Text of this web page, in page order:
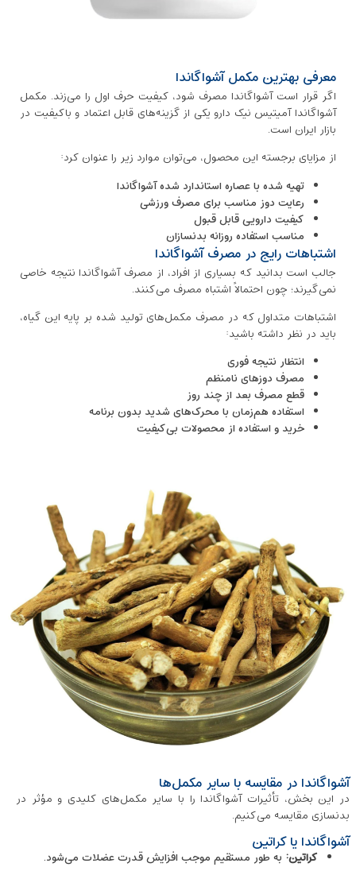
معرفی بهترین مکمل آشواگاندا
اگر قرار است آشواگاندا مصرف شود، کیفیت حرف اول را می‌زند. مکمل
آشواگاندا آمیتیس نیک دارو یکی از گزینه‌های قابل اعتماد و باکیفیت در
بازار ایران است.
از مزایای برجسته این محصول، می‌توان موارد زیر را عنوان کرد:
تهیه شده با عصاره استاندارد شده آشواگاندا
رعایت دوز مناسب برای مصرف ورزشی
کیفیت دارویی قابل قبول
مناسب استفاده روزانه بدنسازان
اشتباهات رایج در مصرف آشواگاندا
جالب است بدانید که بسیاری از افراد، از مصرف آشواگاندا ‌نتیجه خاصی
نمی‌گیرند؛ چون احتمالاً اشتباه مصرف می‌کنند.
اشتباهات متداول که در مصرف مکمل‌های تولید شده بر پایه این گیاه،
باید در نظر داشته باشید:
انتظار نتیجه فوری
مصرف دوزهای نامنظم
قطع مصرف بعد از چند روز
استفاده هم‌زمان با محرک‌های شدید بدون برنامه
خرید و استفاده از محصولات بی‌کیفیت
آشواگاندا در مقایسه با سایر مکمل‌ها
در این بخش، تأثیرات آشواگاندا را با سایر مکمل‌های کلیدی و مؤثر در
بدنسازی مقایسه می‌کنیم.
آشواگاندا یا کراتین
کراتین: به طور مستقیم موجب افزایش قدرت عضلات می‌شود.